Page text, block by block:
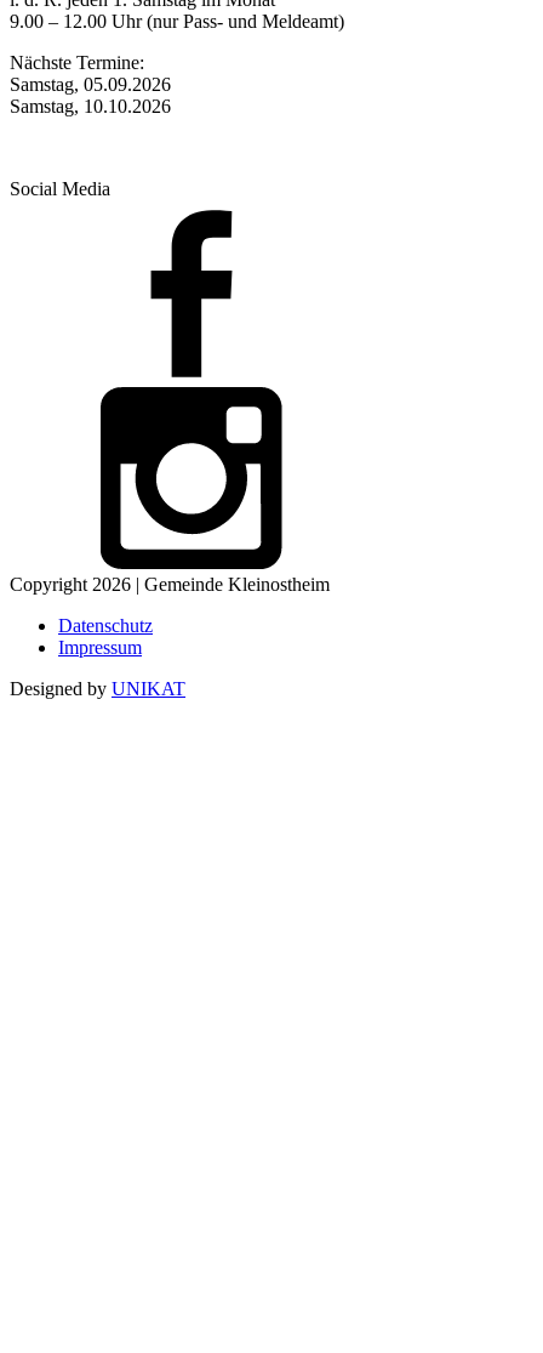
9.00 – 12.00 Uhr (nur Pass- und Meldeamt)
Nächste Termine:
Samstag, 05.09.2026
Samstag, 10.10.2026
Social Media
Copyright 2026 | Gemeinde Kleinostheim
Datenschutz
Impressum
Designed by UNIKAT